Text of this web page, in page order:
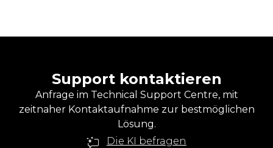
Support kontaktieren
Anfrage im Technical Support Centre, mit
zeitnaher Kontaktaufnahme zur bestmöglichen
Lösung.
Die KI befragen